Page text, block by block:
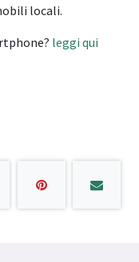
locali.
leggi qui